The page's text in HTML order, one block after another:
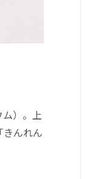
）。上
んれん